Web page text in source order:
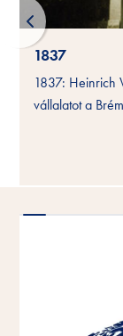
1837
1837: Heinrich
vállalatot a